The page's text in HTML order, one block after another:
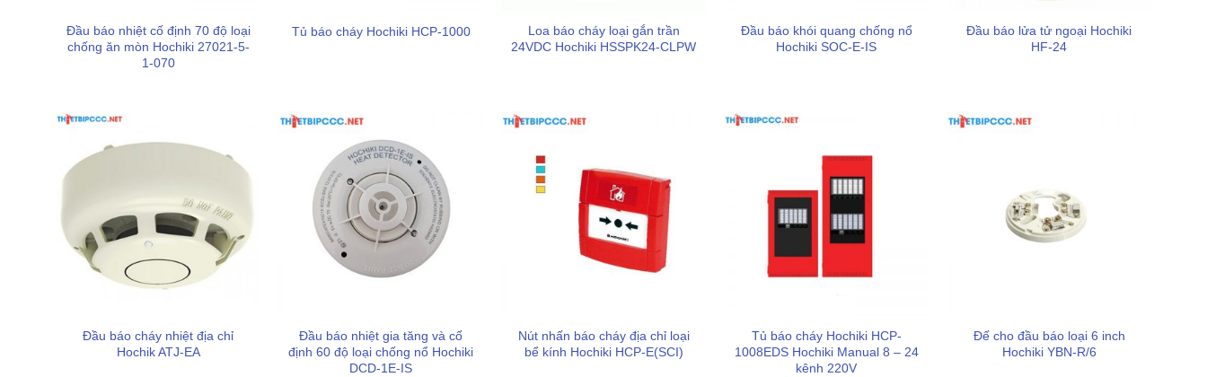
Sản phẩmHochiki PEX-20Hkhông chỉ là một bảng đèn thông báo thông thường mà còn mang trong mình
những công nghệ hàng đầu từ thương hiệu có lịch sử từ năm 1918.
hiển thị phụ của Hochiki thực tế có khả năng tùy biến rất lớn, có thể đáp ứng từ 5 zone cho đến tối đa 210
zone tùy theo nhu cầu thực tế của công trình.
Đầu báo nhiệt cố định 70 độ loại
chống ăn mòn Hochiki 27021-5-
1-070
Tủ báo cháy Hochiki HCP-1000
Loa báo cháy loại gắn trần
24VDC Hochiki HSSPK24-CLPW
Đầu báo khói quang chống nổ
Hochiki SOC-E-IS
Đầu báo lửa tử ngoại Hochiki
HF-24
Đầu báo cháy nhiệt địa chỉ
Hochik ATJ-EA
Đầu báo nhiệt gia tăng và cố
định 60 độ loại chống nổ Hochiki
DCD-1E-IS
Nút nhấn báo cháy địa chỉ loại
bể kính Hochiki HCP-E(SCI)
Tủ báo cháy Hochiki HCP-
1008EDS Hochiki Manual 8 – 24
kênh 220V
Đế cho đầu báo loại 6 inch
Hochiki YBN-R/6